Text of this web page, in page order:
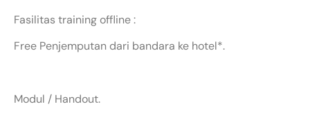
Fasilitas training offline :
Free Penjemputan dari bandara ke hotel*.
Modul / Handout.